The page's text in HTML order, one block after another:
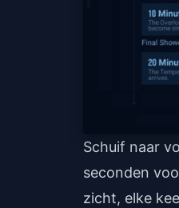
Schuif naar
seconden
zicht, elke